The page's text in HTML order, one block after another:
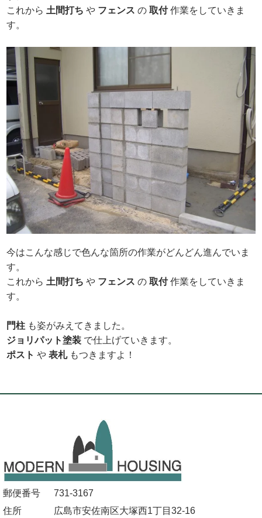
これから 土間打ち や フェンスの取付作業をしていきま
す。
今はこんな感じで色んな箇所の作業がどんどん進んでいま
す。
これから 土間打ち や フェンスの取付作業をしていきま
す。
門柱 も姿がみえてきました。
ジョリパット塗装 で仕上げていきます。
ポストや表札 もつきますよ！
郵便番号
731-3167
住所
広島市安佐南区大塚西1丁目32-16